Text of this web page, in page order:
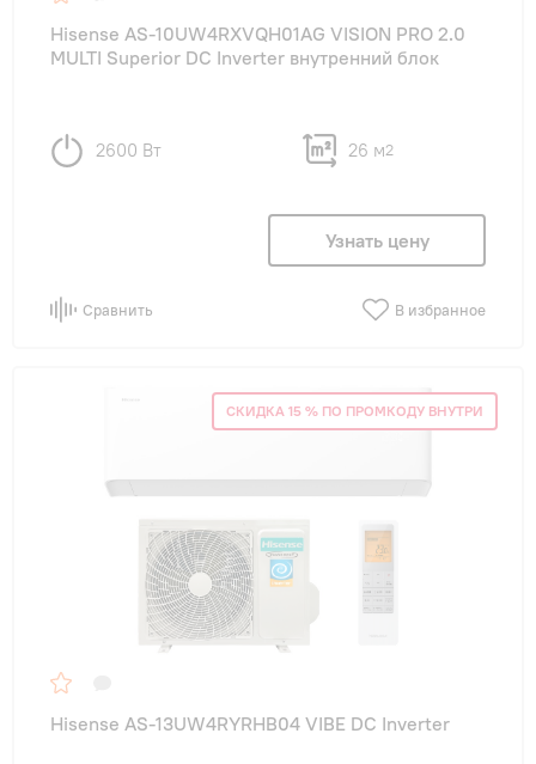
Hisense AS-10UW4RXVQH01AG VISION PRO 2.0
MULTI Superior DC Inverter внутренний блок
2600 Вт 26 м2
Узнать цену
Сравнить В избранное
СКИДКА 15 % ПО ПРОМКОДУ ВНУТРИ
Hisense AS-13UW4RYRHB04 VIBE DC Inverter